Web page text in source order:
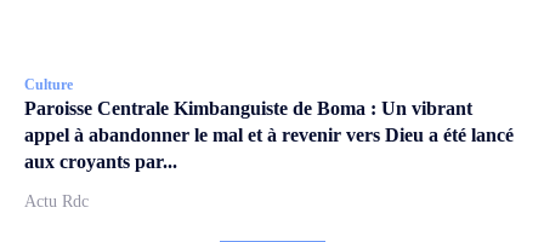
Culture
Paroisse Centrale Kimbanguiste de Boma : Un vibrant
appel à abandonner le mal et à revenir vers Dieu a été lancé
aux croyants par...
Actu Rdc